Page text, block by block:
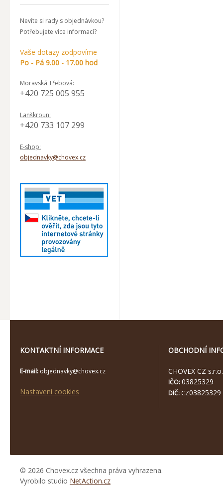
Nevíte si rady s objednávkou?
Potřebujete více informací?
Vaše dotazy zodpovíme
Po - Pá 9.00 - 17.00 hod
Moravská Třebová:
+420 725 005 955
Lanškroun:
+420 733 107 299
E-shop:
objednavky@chovex.cz
KONTAKTNÍ INFORMACE
E-mail: objednavky@chovex.cz
Nastavení cookies
OBCHODNÍ
CHOVEX CZ s.r.o.
IČO:03825329
DIČ: CZ03825329
© 2026 Chovex.cz všechna práva vyhrazena.
Vyrobilo studio NetAction.cz